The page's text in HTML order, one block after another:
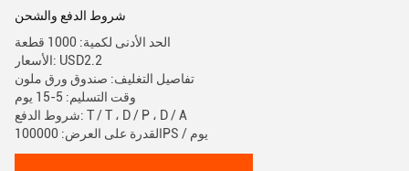
شروط الدفع والشحن
الحد الأدنى لكمية: 1000 قطعة
الأسعار: USD2.2
تفاصيل التغليف: صندوق ورق ملون
وقت التسليم: 5-15 يوم
شروط الدفع: T / T ، D / P ، D / A
القدرة على العرض: 100000PS / يوم